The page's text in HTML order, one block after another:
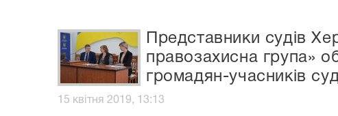
Представники судів
правозахисна група»
громадян-учасників
15 квітня 2019, 13:13